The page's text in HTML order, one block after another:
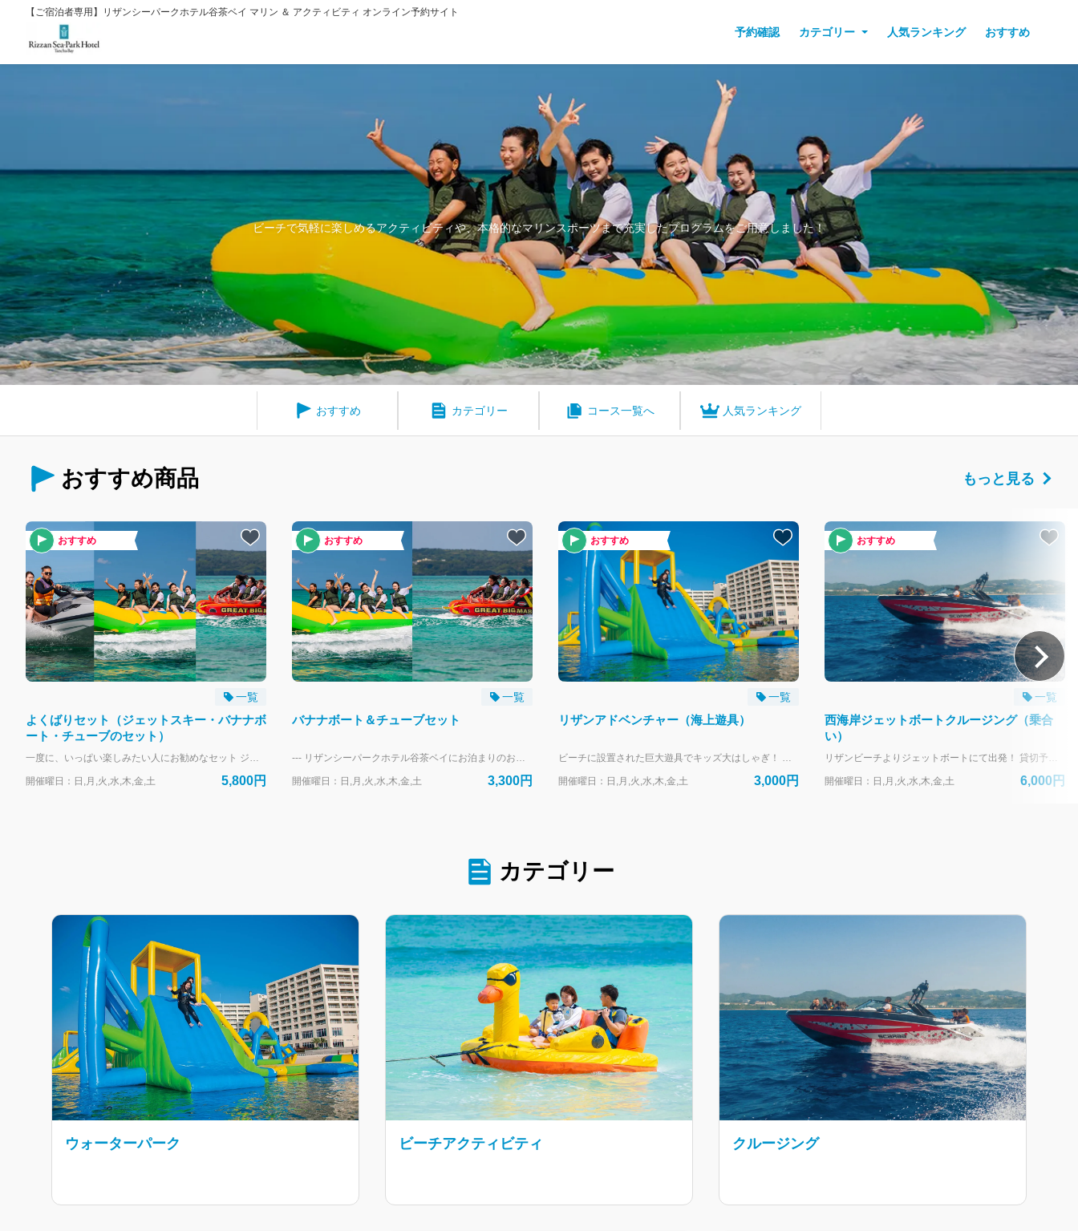
【ご宿泊者専用】リザンシーパークホテル谷茶ベイ マリン ＆ アクティビティ オンライン予約サイト
予約確認 カテゴリー 人気ランキング おすすめ
ビーチで気軽に楽しめるアクティビティや、本格的なマリンスポーツまで充実したプログラムをご用意しました！
おすすめ カテゴリー コース一覧へ 人気ランキング
おすすめ商品 もっと見る
おすすめ
一覧
よくばりセット（ジェットスキー・バナナボ
ート・チューブのセット）
一度に、いっぱい楽しみたい人にお勧めなセット ジェットスキー・バナナボート・チューブのセット 一度に、全部楽しみたい方へ！ --- リザンシーパークホテル谷茶ベイにお泊まりのお客様専用の予約フォームです。 外来のお客様は、当日直接受付にお越しください。
開催曜日：日,月,火,水,木,金,土 5,800円
おすすめ
一覧
バナナボート＆チューブセット
--- リザンシーパークホテル谷茶ベイにお泊まりのお客様専用の予約フォームです。 外来のお客様は、当日直接受付にお越しください。
開催曜日：日,月,火,水,木,金,土 3,300円
おすすめ
一覧
リザンアドベンチャー（海上遊具）
ビーチに設置された巨大遊具でキッズ大はしゃぎ！ 当日、必ず同意書の記入をネットにてお願いいたします。 https://activity.rizzan.co.jp/top/kiosk/waiver 干潮の影響によりご利用頂け無いお時間がございます。 開催時間はこちらをご確認ください。 https://www.rizzan.co.jp/activity/images/rizzan_adventure_2026.pdf お時間の指定はお受けしておりません。開催時間内のお客様のご都合の良い時間(17:00最終受付・18:00クローズ）にお越しください。 (システム上、8:30と表記されます。ご了承ください。） --- リザンシーパークホテル谷茶ベイにお泊まりのお客様専用の予約フォームです。 外来のお客様は、当日直接受付にお越しください。
開催曜日：日,月,火,水,木,金,土 3,000円
おすすめ
一覧
西海岸ジェットボートクルージング（乗合
い）
リザンビーチよりジェットボートにて出発！ 貸切予約はこちらから https://activity.rizzan.co.jp/top/products/aa596432-c8f9-59e2-b6e7-f648b5a43aaf?lng=ja-JP --- リザンシーパークホテル谷茶ベイにお泊まりのお客様専用の予約フォームです。 外来のお客様は、当日直接受付にお越しください。
開催曜日：日,月,火,水,木,金,土 6,000円
カテゴリー
ウォーターパーク ビーチアクティビティ クルージング